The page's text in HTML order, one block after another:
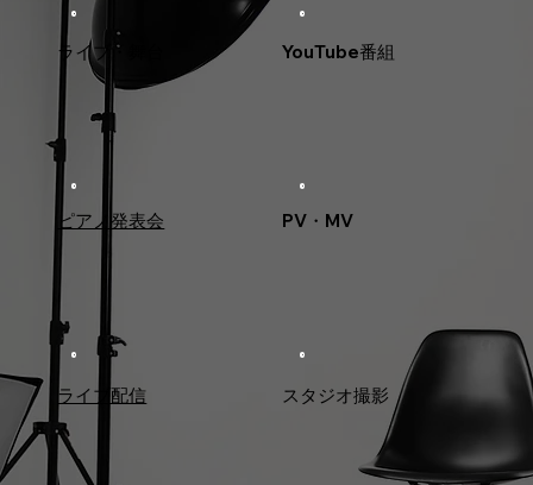
ライブ・舞台 YouTube番組
ピアノ発表会 PV・MV
ライブ配信 スタジオ撮影